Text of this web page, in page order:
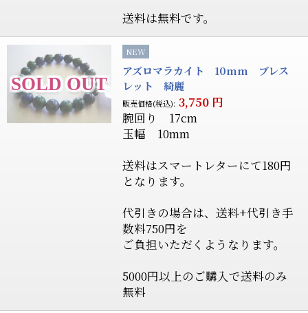
送料は無料です。
NEW
アズロマラカイト 10mm ブレス
レット 綺麗
販売価格(税込): 3,750 円
腕回り 17cm
玉幅 10mm
送料はスマートレターにて180円
となります。
代引きの場合は、送料+代引き手
数料750円を
ご負担いただくようなります。
5000円以上のご購入で送料のみ
無料